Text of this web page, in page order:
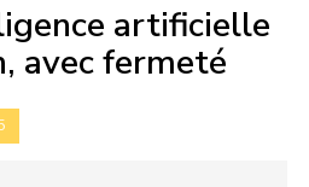
artificielle
avec fermeté